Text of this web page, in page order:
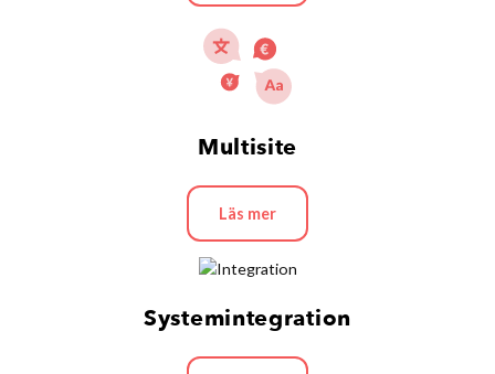
Multisite
Läs mer
Systemintegration